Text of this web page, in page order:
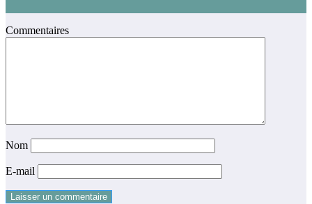
Commentaires
Nom
E-mail